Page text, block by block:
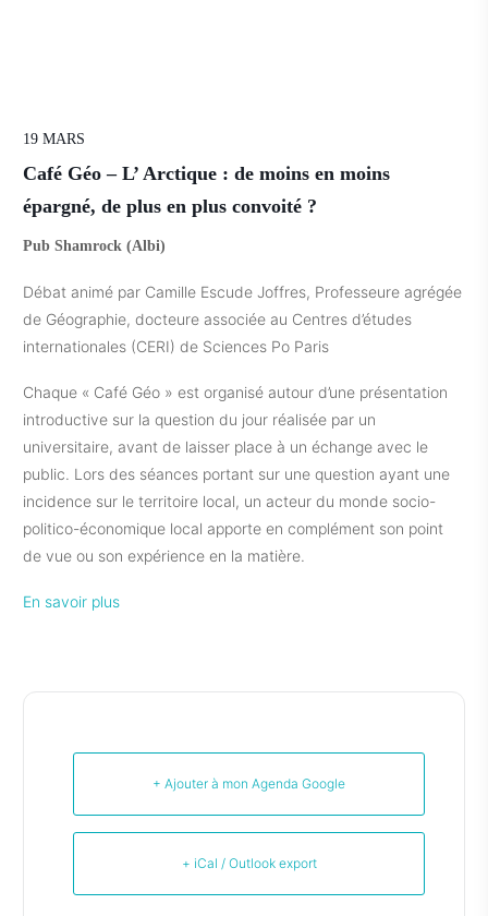
19 MARS
Café Géo – L’ Arctique : de moins en moins
épargné, de plus en plus convoité ?
Pub Shamrock (Albi)
Débat animé par Camille Escude Joffres, Professeure agrégée
de Géographie, docteure associée au Centres d’études
internationales (CERI) de Sciences Po Paris
Chaque « Café Géo » est organisé autour d’une présentation
introductive sur la question du jour réalisée par un
universitaire, avant de laisser place à un échange avec le
public. Lors des séances portant sur une question ayant une
incidence sur le territoire local, un acteur du monde socio-
politico-économique local apporte en complément son point
de vue ou son expérience en la matière.
En savoir plus
+ Ajouter à mon Agenda Google
+ iCal / Outlook export